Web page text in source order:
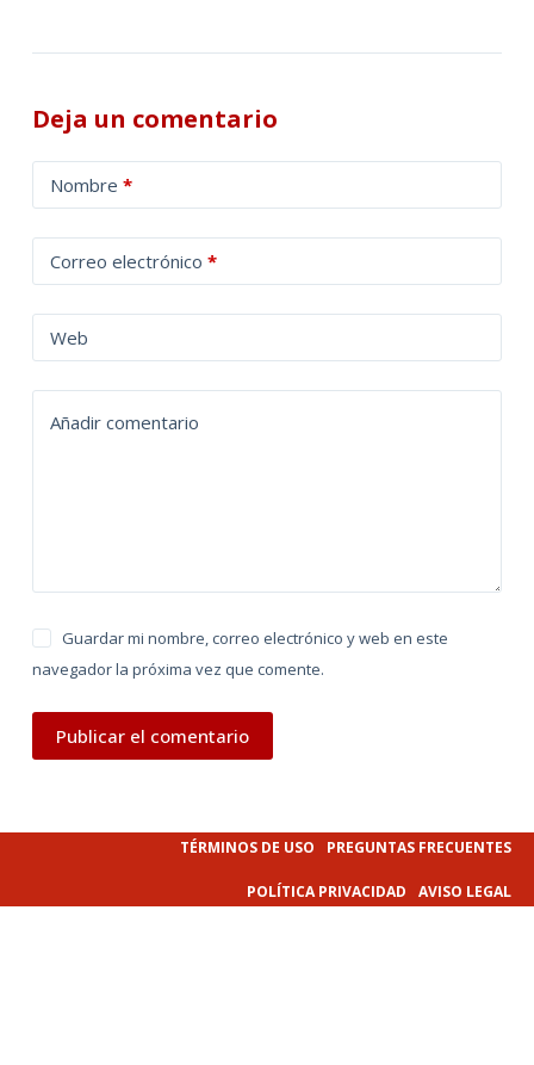
Deja un comentario
Nombre *
Correo electrónico *
Web
Añadir comentario
Guardar mi nombre, correo electrónico y web en este
navegador la próxima vez que comente.
Publicar el comentario
l
t
a
t
TÉRMINOS DE USO PREGUNTAS FRECUENTES
POLÍTICA PRIVACIDAD AVISO LEGAL